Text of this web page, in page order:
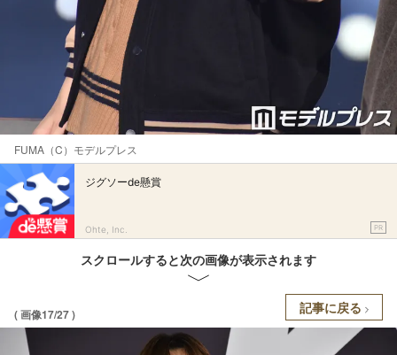
FUMA（C）モデルプレス
ジグソーde懸賞
Ohte, Inc. PR
スクロールすると次の画像が表示されます
( 画像17/27 ) 記事に戻る